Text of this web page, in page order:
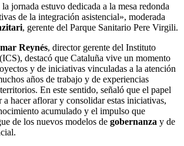
jornada estuvo dedicada a la mesa redonda
de la integración asistencial», moderada
, gerente del Parque Sanitario Pere Virgili.
Reynés, director gerente del Instituto
destacó que Cataluña vive un momento
y de iniciativas vinculadas a la atención
años de trabajo y de experiencias
En este sentido, señaló que el papel
hacer aflorar y consolidar estas iniciativas,
acumulado y el impulso que
de los nuevos modelos de gobernanza y de